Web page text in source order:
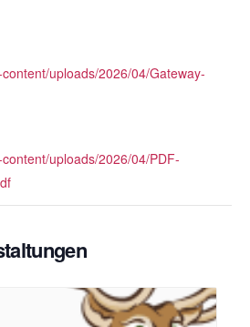
uploads/2026/04/Gateway-
uploads/2026/04/PDF-